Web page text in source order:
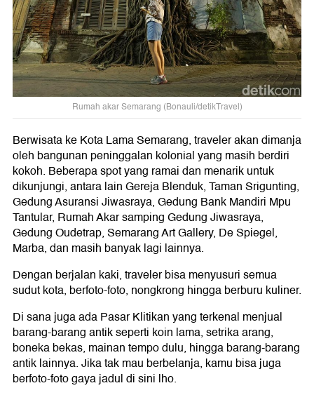
Rumah akar Semarang (Bonauli/detikTravel)
Berwisata ke Kota Lama Semarang, traveler akan dimanja
oleh bangunan peninggalan kolonial yang masih berdiri
kokoh. Beberapa spot yang ramai dan menarik untuk
dikunjungi, antara lain Gereja Blenduk, Taman Srigunting,
Gedung Asuransi Jiwasraya, Gedung Bank Mandiri Mpu
Tantular, Rumah Akar samping Gedung Jiwasraya,
Gedung Oudetrap, Semarang Art Gallery, De Spiegel,
Marba, dan masih banyak lagi lainnya.
Dengan berjalan kaki, traveler bisa menyusuri semua
sudut kota, berfoto-foto, nongkrong hingga berburu kuliner.
Di sana juga ada Pasar Klitikan yang terkenal menjual
barang-barang antik seperti koin lama, setrika arang,
boneka bekas, mainan tempo dulu, hingga barang-barang
antik lainnya. Jika tak mau berbelanja, kamu bisa juga
berfoto-foto gaya jadul di sini lho.